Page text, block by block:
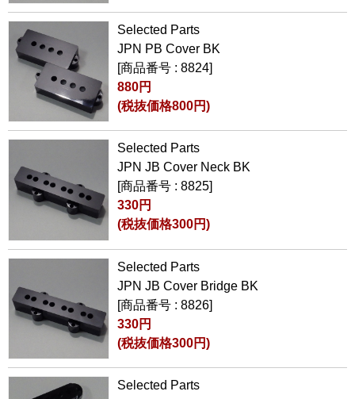
Selected Parts
JPN PB Cover BK
[商品番号 : 8824]
880円
(税抜価格800円)
Selected Parts
JPN JB Cover Neck BK
[商品番号 : 8825]
330円
(税抜価格300円)
Selected Parts
JPN JB Cover Bridge BK
[商品番号 : 8826]
330円
(税抜価格300円)
Selected Parts